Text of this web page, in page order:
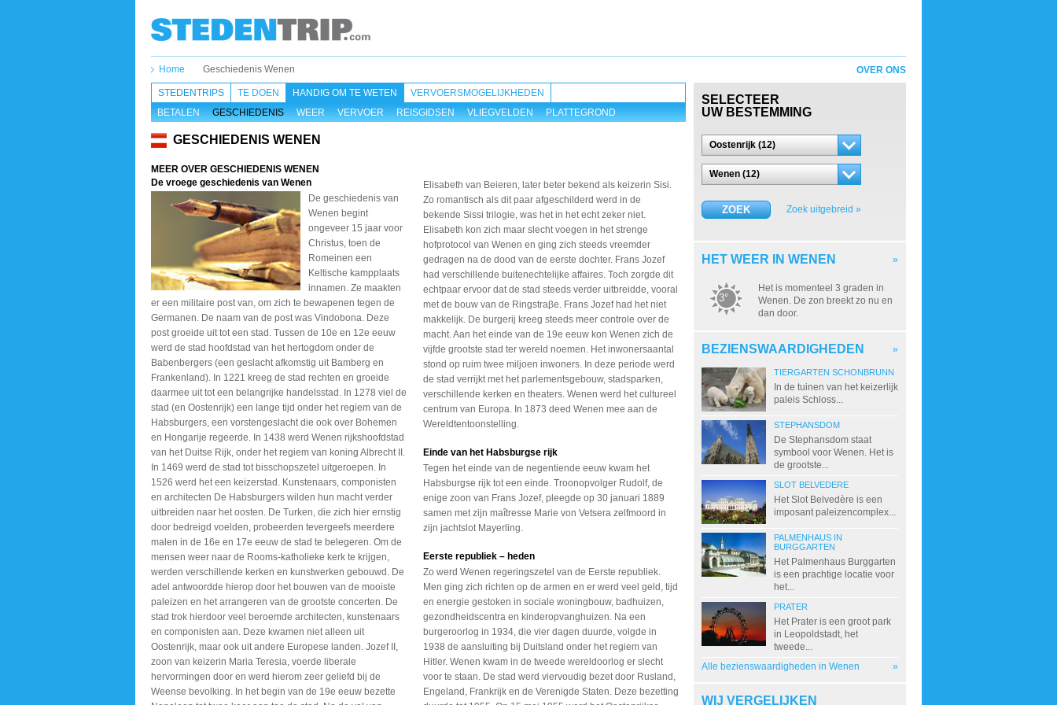
Home Geschiedenis Wenen
STEDENTRIPS TE DOEN
HANDIG OM TE WETEN
BETALEN
GESCHIEDENIS WEER VERVOER REISGIDSEN VLIEGVELDEN PLATTEGROND
VERVOERSMOGELIJKHEDEN
GESCHIEDENIS WENEN
MEER OVER GESCHIEDENIS WENEN
De vroege geschiedenis van Wenen
De geschiedenis van
Wenen begint
ongeveer 15 jaar voor
Christus, toen de
Romeinen een
Keltische kampplaats
innamen. Ze maakten
er een militaire post van, om zich te bewapenen tegen de
Germanen. De naam van de post was Vindobona. Deze
post groeide uit tot een stad. Tussen de 10e en 12e eeuw
werd de stad hoofdstad van het hertogdom onder de
Babenbergers (een geslacht afkomstig uit Bamberg en
Frankenland). In 1221 kreeg de stad rechten en groeide
daarmee uit tot een belangrijke handelsstad. In 1278 viel de
stad (en Oostenrijk) een lange tijd onder het regiem van de
Habsburgers, een vorstengeslacht die ook over Bohemen
en Hongarije regeerde. In 1438 werd Wenen rijkshoofdstad
van het Duitse Rijk, onder het regiem van koning Albrecht II.
In 1469 werd de stad tot bisschopszetel uitgeroepen. In
1526 werd het een keizerstad. Kunstenaars, componisten
en architecten De Habsburgers wilden hun macht verder
uitbreiden naar het oosten. De Turken, die zich hier ernstig
door bedreigd voelden, probeerden tevergeefs meerdere
malen in de 16e en 17e eeuw de stad te belegeren. Om de
mensen weer naar de Rooms-katholieke kerk te krijgen,
werden verschillende kerken en kunstwerken gebouwd. De
adel antwoordde hierop door het bouwen van de mooiste
paleizen en het arrangeren van de grootste concerten. De
stad trok hierdoor veel beroemde architecten, kunstenaars
en componisten aan. Deze kwamen niet alleen uit
Oostenrijk, maar ook uit andere Europese landen. Jozef II,
zoon van keizerin Maria Teresia, voerde liberale
hervormingen door en werd hierom zeer geliefd bij de
Weense bevolking. In het begin van de 19e eeuw bezette
Elisabeth van Beieren, later beter bekend als keizerin Sisi.
Zo romantisch als dit paar afgeschilderd werd in de
bekende Sissi trilogie, was het in het echt zeker niet.
Elisabeth kon zich maar slecht voegen in het strenge
hofprotocol van Wenen en ging zich steeds vreemder
gedragen na de dood van de eerste dochter. Frans Jozef
had verschillende buitenechtelijke affaires. Toch zorgde dit
echtpaar ervoor dat de stad steeds verder uitbreidde, vooral
met de bouw van de Ringstraβe. Frans Jozef had het niet
makkelijk. De burgerij kreeg steeds meer controle over de
macht. Aan het einde van de 19e eeuw kon Wenen zich de
vijfde grootste stad ter wereld noemen. Het inwonersaantal
stond op ruim twee miljoen inwoners. In deze periode werd
de stad verrijkt met het parlementsgebouw, stadsparken,
verschillende kerken en theaters. Wenen werd het cultureel
centrum van Europa. In 1873 deed Wenen mee aan de
Wereldtentoonstelling.
Einde van het Habsburgse rijk
Tegen het einde van de negentiende eeuw kwam het
Habsburgse rijk tot een einde. Troonopvolger Rudolf, de
enige zoon van Frans Jozef, pleegde op 30 januari 1889
samen met zijn maîtresse Marie von Vetsera zelfmoord in
zijn jachtslot Mayerling.
Eerste republiek – heden
Zo werd Wenen regeringszetel van de Eerste republiek.
Men ging zich richten op de armen en er werd veel geld, tijd
en energie gestoken in sociale woningbouw, badhuizen,
gezondheidscentra en kinderopvanghuizen. Na een
burgeroorlog in 1934, die vier dagen duurde, volgde in
1938 de aansluiting bij Duitsland onder het regiem van
Hitler. Wenen kwam in de tweede wereldoorlog er slecht
voor te staan. De stad werd viervoudig bezet door Rusland,
Engeland, Frankrijk en de Verenigde Staten. Deze bezetting
OVER ONS
SELECTEER
UW BESTEMMING
Oostenrijk (12)
Wenen (12)
ZOEK Zoek uitgebreid »
HET WEER IN WENEN »
3°
Het is momenteel 3 graden in
Wenen. De zon breekt zo nu en
dan door.
BEZIENSWAARDIGHEDEN »
TIERGARTEN SCHONBRUNN
In de tuinen van het keizerlijk
paleis Schloss...
STEPHANSDOM
De Stephansdom staat
symbool voor Wenen. Het is
de grootste...
SLOT BELVEDERE
Het Slot Belvedère is een
imposant paleizencomplex...
PALMENHAUS IN
BURGGARTEN
Het Palmenhaus Burggarten
is een prachtige locatie voor
het...
PRATER
Het Prater is een groot park
in Leopoldstadt, het
tweede...
Alle bezienswaardigheden in Wenen
»
WIJ VERGELIJKEN